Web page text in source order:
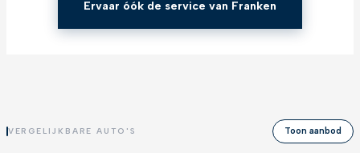
Ervaar óók de service van Franken
VERGELIJKBARE AUTO'S Toon aanbod